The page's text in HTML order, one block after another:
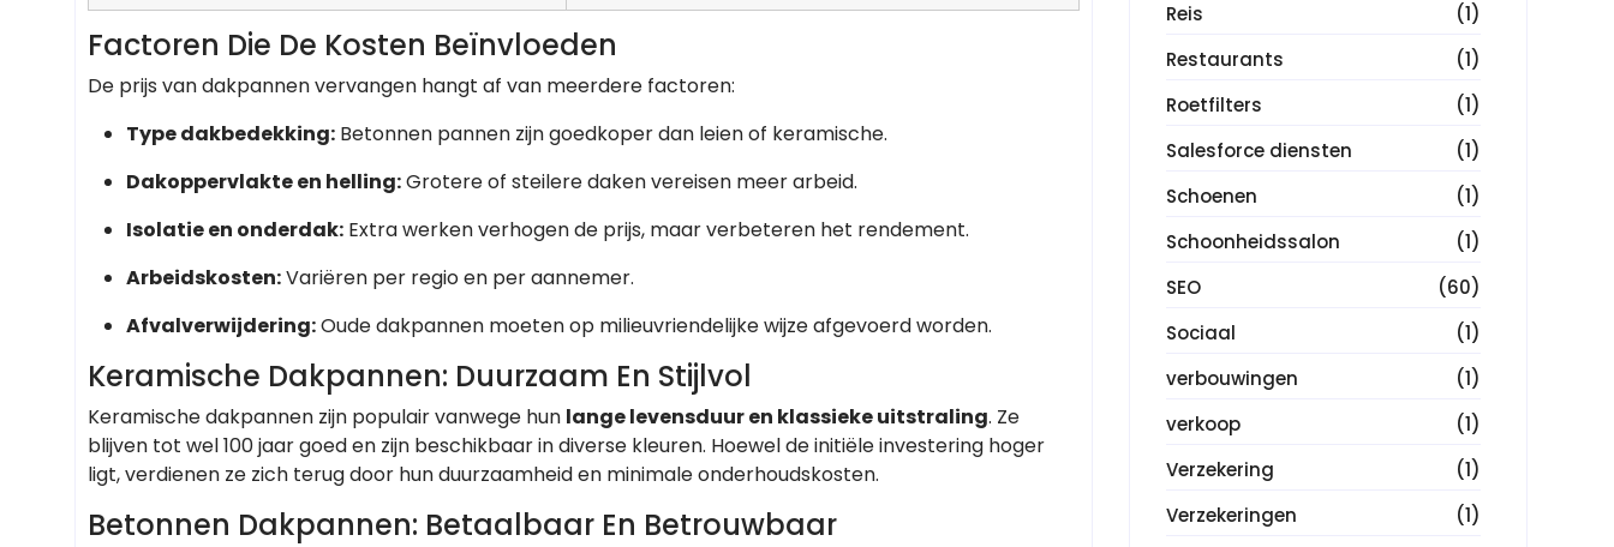
Factoren Die De Kosten Beïnvloeden
De prijs van dakpannen vervangen hangt af van meerdere factoren:
Type dakbedekking: Betonnen pannen zijn goedkoper dan leien of keramische.
Dakoppervlakte en helling:Grotere of steilere daken vereisen meer arbeid.
Isolatie en onderdak: Extra werken verhogen de prijs, maar verbeteren het rendement.
Arbeidskosten:Variëren per regio en per aannemer.
Afvalverwijdering:Oude dakpannen moeten op milieuvriendelijke wijze afgevoerd worden.
Keramische Dakpannen: Duurzaam En Stijlvol
Keramische dakpannen zijn populair vanwege hun lange levensduur en klassieke uitstraling. Ze
blijven tot wel 100 jaar goed en zijn beschikbaar in diverse kleuren. Hoewel de initiële investering hoger
ligt, verdienen ze zich terug door hun duurzaamheid en minimale onderhoudskosten.
Betonnen Dakpannen: Betaalbaar En Betrouwbaar
Reis
(1)
Restaurants
(1)
Roetfilters
(1)
Salesforce diensten
(1)
Schoenen
(1)
Schoonheidssalon
(1)
SEO
(60)
Sociaal
(1)
verbouwingen
(1)
verkoop
(1)
Verzekering
(1)
Verzekeringen
(1)